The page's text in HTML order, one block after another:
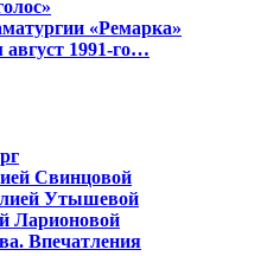
«Ремарка»
1991-го…
Свинцовой
Утышевой
Ларионовой
Впечатления